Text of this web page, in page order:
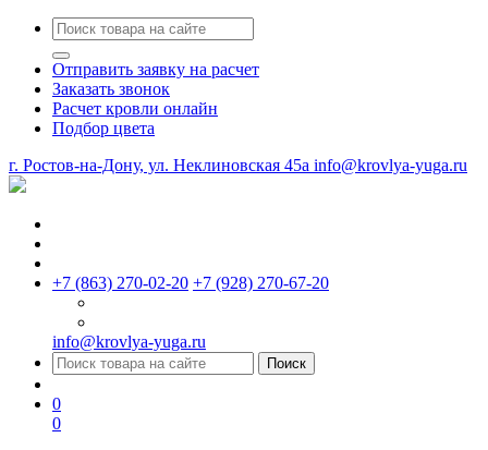
Отправить заявку на расчет
Заказать звонок
Расчет кровли онлайн
Подбор цвета
г. Ростов-на-Дону, ул. Неклиновская 45a info@krovlya-yuga.ru
+7 (863) 270-02-20 +7 (928) 270-67-20
info@krovlya-yuga.ru
Поиск
0
0